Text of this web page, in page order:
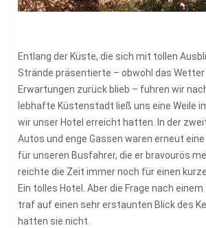
Entlang der Küste, die sich mit tollen
Strände präsentierte – obwohl das
Erwartungen zurück blieb – fuhren wir
lebhafte Küstenstadt ließ uns eine Weile
wir unser Hotel erreicht hatten. In der
Autos und enge Gassen waren erneut
für unseren Busfahrer, die er bravourös
reichte die Zeit immer noch für einen
Ein tolles Hotel. Aber die Frage nach
traf auf einen sehr erstaunten Blick des
hatten sie nicht.